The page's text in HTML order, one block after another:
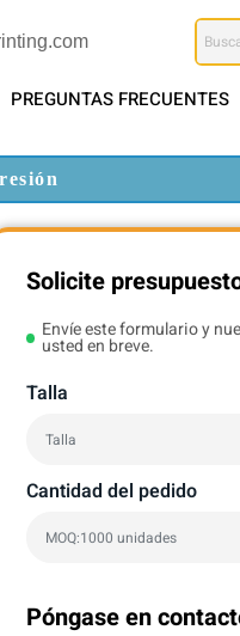
PREGUNTAS FRECUENTES
Solicite
Envíe este formulario y
usted en breve.
Talla
Cantidad del pedido
Póngase en